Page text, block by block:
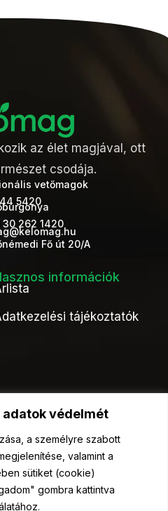
adatok védelmét
a személyre szabott
valamint a
sütiket (cookie)
gombra kattintva
az élet magjával, ott
csodája.
vetőmagok
5420
30 262 1420
Fő út 20/A
információk
tájékoztatók